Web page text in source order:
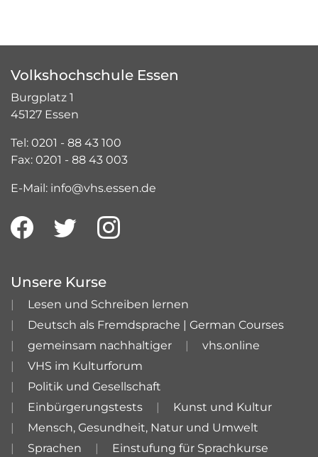
Volkshochschule Essen
Burgplatz 1
45127 Essen
Tel: 0201 - 88 43 100
Fax: 0201 - 88 43 003
E-Mail: info@vhs.essen.de
Unsere Kurse
Lesen und Schreiben lernen
Deutsch als Fremdsprache | German Courses
gemeinsam nachhaltiger
vhs.online
VHS im Kulturforum
Politik und Gesellschaft
Einbürgerungstests
Kunst und Kultur
Mensch, Gesundheit, Natur und Umwelt
Sprachen
Einstufung für Sprachkurse